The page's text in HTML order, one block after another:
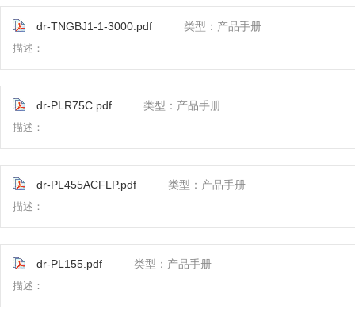
dr-TNGBJ1-1-3000.pdf 类型：产品手册
描述：
dr-PLR75C.pdf 类型：产品手册
描述：
dr-PL455ACFLP.pdf 类型：产品手册
描述：
dr-PL155.pdf 类型：产品手册
描述：